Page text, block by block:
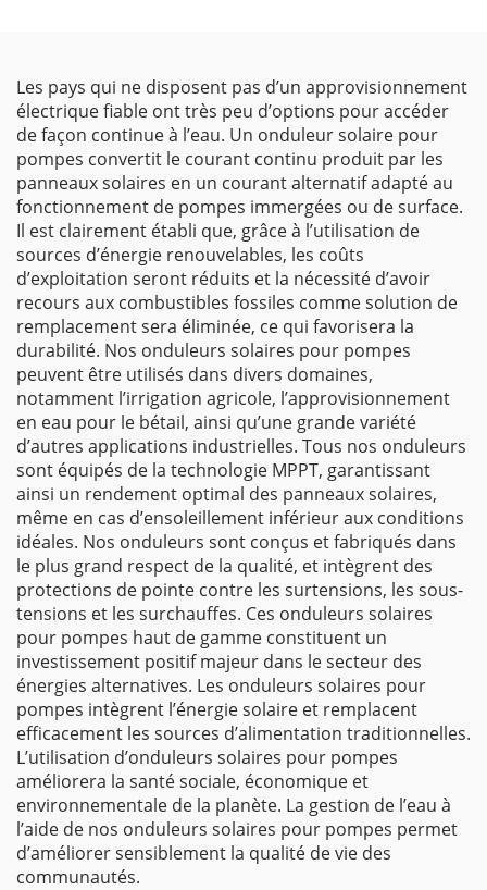
Les pays qui ne disposent pas d’un approvisionnement
électrique fiable ont très peu d’options pour accéder
de façon continue à l’eau. Un onduleur solaire pour
pompes convertit le courant continu produit par les
panneaux solaires en un courant alternatif adapté au
fonctionnement de pompes immergées ou de surface.
Il est clairement établi que, grâce à l’utilisation de
sources d’énergie renouvelables, les coûts
d’exploitation seront réduits et la nécessité d’avoir
recours aux combustibles fossiles comme solution de
remplacement sera éliminée, ce qui favorisera la
durabilité. Nos onduleurs solaires pour pompes
peuvent être utilisés dans divers domaines,
notamment l’irrigation agricole, l’approvisionnement
en eau pour le bétail, ainsi qu’une grande variété
d’autres applications industrielles. Tous nos onduleurs
sont équipés de la technologie MPPT, garantissant
ainsi un rendement optimal des panneaux solaires,
même en cas d’ensoleillement inférieur aux conditions
idéales. Nos onduleurs sont conçus et fabriqués dans
le plus grand respect de la qualité, et intègrent des
protections de pointe contre les surtensions, les sous-
tensions et les surchauffes. Ces onduleurs solaires
pour pompes haut de gamme constituent un
investissement positif majeur dans le secteur des
énergies alternatives. Les onduleurs solaires pour
pompes intègrent l’énergie solaire et remplacent
efficacement les sources d’alimentation traditionnelles.
L’utilisation d’onduleurs solaires pour pompes
améliorera la santé sociale, économique et
environnementale de la planète. La gestion de l’eau à
l’aide de nos onduleurs solaires pour pompes permet
d’améliorer sensiblement la qualité de vie des
communautés.